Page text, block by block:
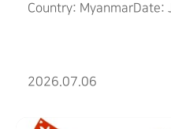
Country: MyanmarDate:
2026.07.06